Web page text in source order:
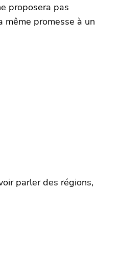
proposera pas
même promesse à un
parler des régions,